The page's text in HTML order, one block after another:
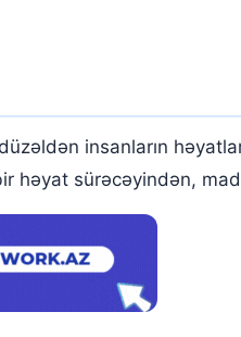
insanların
sürəcəyindən,